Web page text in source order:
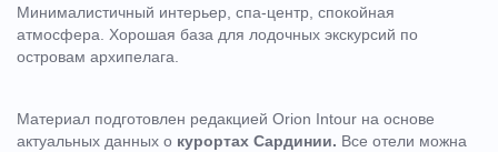
Минималистичный интерьер, спа-центр, спокойная
атмосфера. Хорошая база для лодочных экскурсий по
островам архипелага.
Материал подготовлен редакцией Orion Intour на основе
актуальных данных о курортах Сардинии. Все отели можна